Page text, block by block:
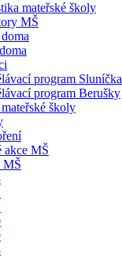
mateřské školy
MŠ
program Sluníčka
program Berušky
školy
akce MŠ
MŠ